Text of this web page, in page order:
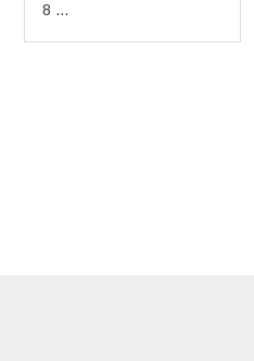
8 ...